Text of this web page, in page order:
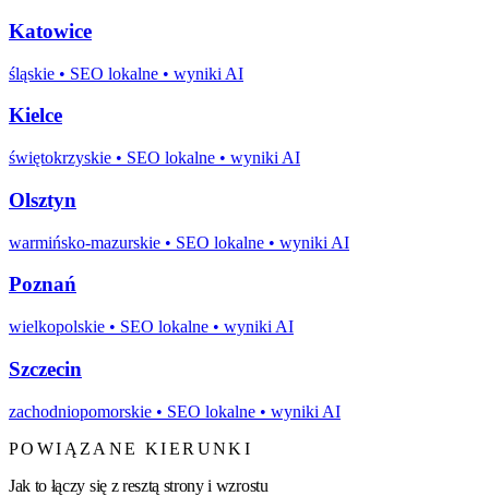
Katowice
śląskie • SEO lokalne • wyniki AI
Kielce
świętokrzyskie • SEO lokalne • wyniki AI
Olsztyn
warmińsko-mazurskie • SEO lokalne • wyniki AI
Poznań
wielkopolskie • SEO lokalne • wyniki AI
Szczecin
zachodniopomorskie • SEO lokalne • wyniki AI
POWIĄZANE KIERUNKI
Jak to łączy się z resztą strony i wzrostu